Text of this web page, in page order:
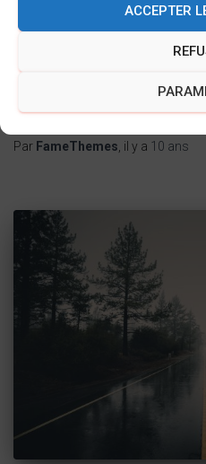
ACCEPTER
Let them speak like you words.
that the text moves from the right
thang. Mission accomplished!
Lire la suite…
Par FameThemes , il y a 10 ans